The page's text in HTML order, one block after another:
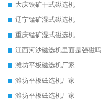
大庆铁矿干式磁选机
辽宁锰矿湿式磁选机
重庆锰矿湿式磁选机
江西河沙磁选机里面是强磁吗
潍坊平板磁选机厂家
潍坊平板磁选机厂家
潍坊平板磁选机厂家